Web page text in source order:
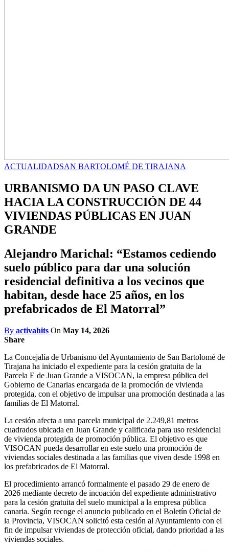
ACTUALIDADSAN BARTOLOMÉ DE TIRAJANA
URBANISMO DA UN PASO CLAVE
HACIA LA CONSTRUCCIÓN DE 44
VIVIENDAS PÚBLICAS EN JUAN
GRANDE
Alejandro Marichal: “Estamos cediendo
suelo público para dar una solución
residencial definitiva a los vecinos que
habitan, desde hace 25 años, en los
prefabricados de El Matorral”
By activahits On May 14, 2026
Share
La Concejalía de Urbanismo del Ayuntamiento de San Bartolomé de
Tirajana ha iniciado el expediente para la cesión gratuita de la
Parcela E de Juan Grande a VISOCAN, la empresa pública del
Gobierno de Canarias encargada de la promoción de vivienda
protegida, con el objetivo de impulsar una promoción destinada a las
familias de El Matorral.
La cesión afecta a una parcela municipal de 2.249,81 metros
cuadrados ubicada en Juan Grande y calificada para uso residencial
de vivienda protegida de promoción pública. El objetivo es que
VISOCAN pueda desarrollar en este suelo una promoción de
viviendas sociales destinada a las familias que viven desde 1998 en
los prefabricados de El Matorral.
El procedimiento arrancó formalmente el pasado 29 de enero de
2026 mediante decreto de incoación del expediente administrativo
para la cesión gratuita del suelo municipal a la empresa pública
canaria. Según recoge el anuncio publicado en el Boletín Oficial de
la Provincia, VISOCAN solicitó esta cesión al Ayuntamiento con el
fin de impulsar viviendas de protección oficial, dando prioridad a las
viviendas sociales.